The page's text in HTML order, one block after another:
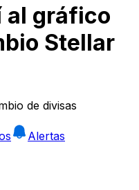
al gráfico
Stellar
de divisas
Alertas